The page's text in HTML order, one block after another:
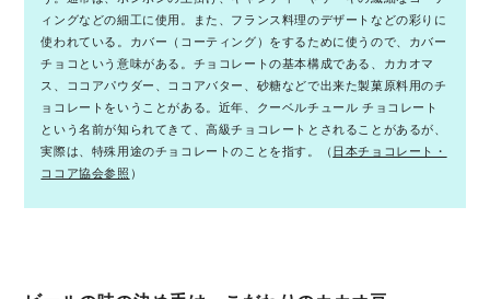
ィングなどの細工に使用。また、フランス料理のデザートなどの彩りに
使われている。カバー（コーティング）をするために使うので、カバー
チョコという意味がある。チョコレートの基本構成である、カカオマ
ス、ココアパウダー、ココアバター、砂糖などで出来た製菓原料用のチ
ョコレートをいうことがある。近年、クーベルチュール チョコレート
という名前が知られてきて、高級チョコレートとされることがあるが、
実際は、特殊用途のチョコレートのことを指す。（ 日本チョコレート・
ココア協会参照 ）